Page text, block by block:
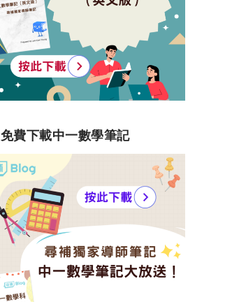
免費下載中一數學筆記